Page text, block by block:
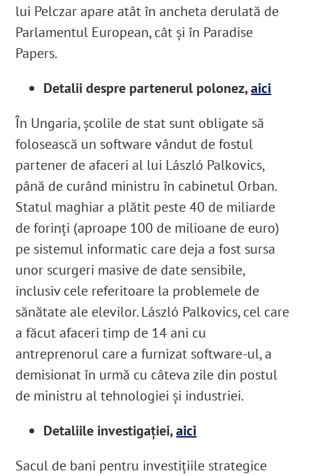
lui Pelczar apare atât în ancheta derulată de
Parlamentul European, cât şi în Paradise
Papers.
Detalii despre partenerul polonez,aici
În Ungaria, şcolile de stat sunt obligate să
folosească un software vândut de fostul
partener de afaceri al lui László Palkovics,
până de curând ministru în cabinetul Orban.
Statul maghiar a plătit peste 40 de miliarde
de forinţi (aproape 100 de milioane de euro)
pe sistemul informatic care deja a fost sursa
unor scurgeri masive de date sensibile,
inclusiv cele referitoare la problemele de
sănătate ale elevilor. László Palkovics, cel care
a făcut afaceri timp de 14 ani cu
antreprenorul care a furnizat software-ul, a
demisionat în urmă cu câteva zile din postul
de ministru al tehnologiei şi industriei.
Detaliile investigației,aici
Sacul de bani pentru investițiile strategice